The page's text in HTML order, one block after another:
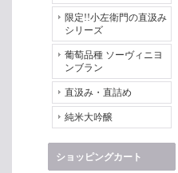
限定!!小左衛門の直汲み
シリーズ
葡萄品種 ソーヴィニヨ
ンブラン
直汲み・直詰め
純米大吟醸
ショッピングカート